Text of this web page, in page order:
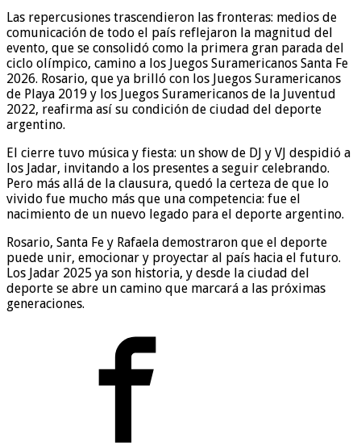
Las repercusiones trascendieron las fronteras: medios de
comunicación de todo el país reflejaron la magnitud del
evento, que se consolidó como la primera gran parada del
ciclo olímpico, camino a los Juegos Suramericanos Santa Fe
2026. Rosario, que ya brilló con los Juegos Suramericanos
de Playa 2019 y los Juegos Suramericanos de la Juventud
2022, reafirma así su condición de ciudad del deporte
argentino.
El cierre tuvo música y fiesta: un show de DJ y VJ despidió a
los Jadar, invitando a los presentes a seguir celebrando.
Pero más allá de la clausura, quedó la certeza de que lo
vivido fue mucho más que una competencia: fue el
nacimiento de un nuevo legado para el deporte argentino.
Rosario, Santa Fe y Rafaela demostraron que el deporte
puede unir, emocionar y proyectar al país hacia el futuro.
Los Jadar 2025 ya son historia, y desde la ciudad del
deporte se abre un camino que marcará a las próximas
generaciones.